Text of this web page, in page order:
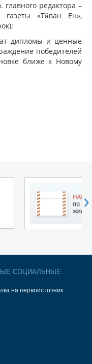
редактора –
газеты «Тăван Ен»,
дипломы и ценные
победителей
ближе к Новому
›
СОЦИАЛЬНЫЕ
на первоисточник